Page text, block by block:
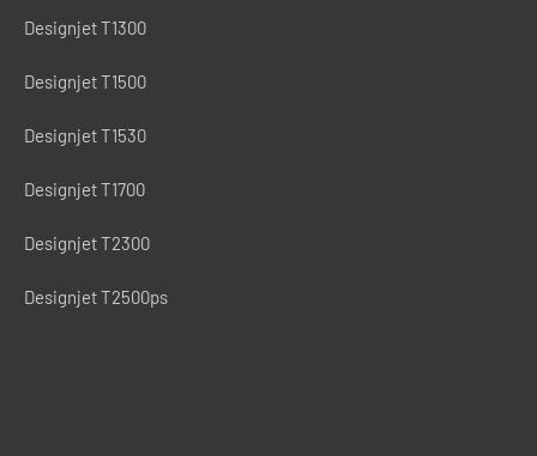
Designjet T1300
Designjet T1500
Designjet T1530
Designjet T1700
Designjet T2300
Designjet T2500ps